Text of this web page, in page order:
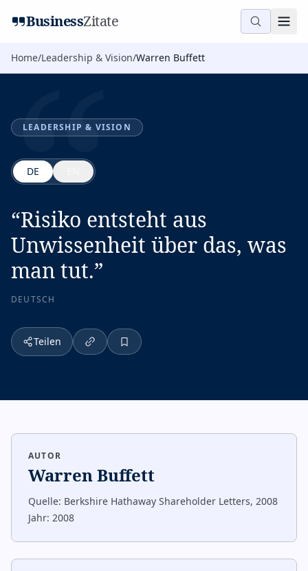
BusinessZitate
Home/Leadership & Vision/Warren Buffett
“
LEADERSHIP & VISION
DE
“Risiko entsteht aus
Unwissenheit über das, was
man tut.”
DEUTSCH
Teilen
AUTOR
Warren Buffett
Quelle: Berkshire Hathaway Shareholder Letters, 2008
Jahr: 2008